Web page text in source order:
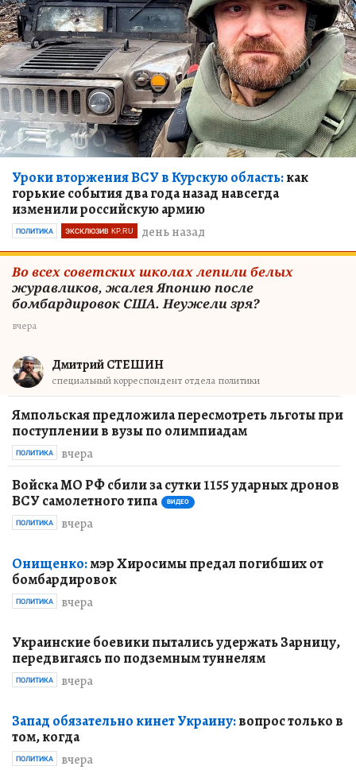
Уроки вторжения ВСУ в Курскую область:как
горькие события два года назад навсегда
изменили российскую армию
день назад
ПОЛИТИКА ЭКСКЛЮЗИВ KP.RU
Во всех советских школах лепили белых
журавликов, жалея Японию после
бомбардировок США. Неужели зря?
вчера
Дмитрий СТЕШИН
специальный корреспондент отдела политики
Ямпольская предложила пересмотреть льготы при
поступлении в вузы по олимпиадам
вчера
ПОЛИТИКА
Войска МО РФ сбили за сутки 1155 ударных дронов
ВСУ самолетного типа
ВИДЕО
вчера
ПОЛИТИКА
Онищенко:мэр Хиросимы предал погибших от
бомбардировок
вчера
ПОЛИТИКА
Украинские боевики пытались удержать Зарницу,
передвигаясь по подземным туннелям
вчера
ПОЛИТИКА
Запад обязательно кинет Украину:вопрос только в
том, когда
вчера
ПОЛИТИКА